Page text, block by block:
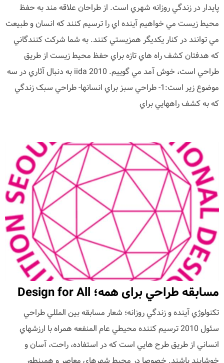
پايدار در زندگي روزانه شهري است. از طراحان علاقه مند به حفظ
محيط زيست مي خواهيم آينده اي را ترسيم کنند که انسان و طبيعت
مي توانند در کنار يکديگر همزيستي کنند. به شما شرکت کنندگاني
که هدفتان کشف راه هاي تازه براي حفظ محيط زيست از طريق
طراحي است، خوش آمد مي گوييم. iida 2010 به دنبال آثاري در سه
موضوع زير است:1- طراحي سبز براي انسانها- طراحي سبک زندگي
که به کشف راههايي براي
مسابقه طراحي برای همه؛ Design for All
تکنولوژي آينده و زندگي روزانه؛ شعار مسابقه بين المللي طراحي
سئول 2010 ترسيم کننده محيطي عام المنفعه همراه با ارزشهاي
انساني از طريق طرح هايي است که در استفاده، راحت، آسان و